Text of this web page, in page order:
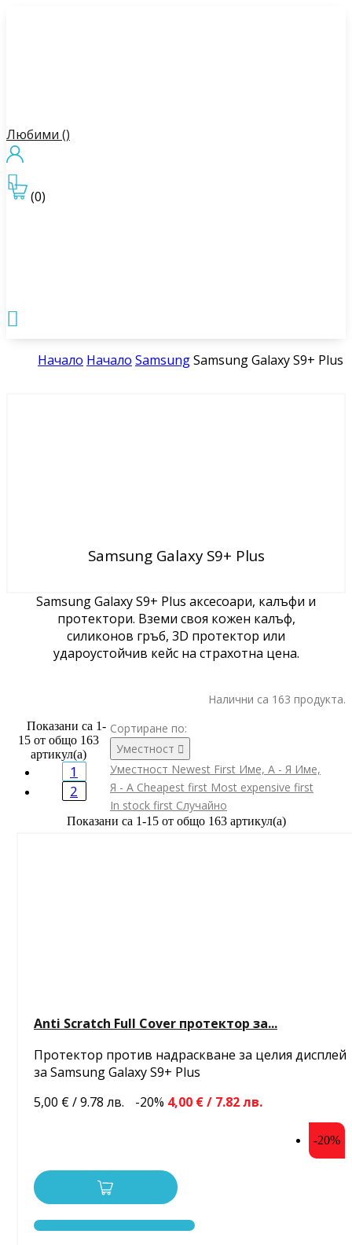
Любими ()
(0)


Начало Начало SamsungSamsung Galaxy S9+ Plus
Samsung Galaxy S9+ Plus
Samsung Galaxy S9+ Plus аксесоари, калъфи и
протектори. Вземи своя кожен калъф,
силиконов гръб, 3D протектор или
удароустойчив кейс на страхотна цена.
Налични са 163 продукта.
Сортиране по:
Уместност 
Уместност Newest First Име, А - Я Име,
Я - А Cheapest first Most expensive first
In stock first Случайно
Показани са 1-15 от общо 163 артикул(а)
Anti Scratch Full Cover протектор за...
Протектор против надраскване за целия дисплей
за Samsung Galaxy S9+ Plus
5,00 € / 9.78 лв.
-20% 4,00 € / 7.82 лв.
-20%
Показани са 1-
15 от общо 163
артикул(а)
1
2